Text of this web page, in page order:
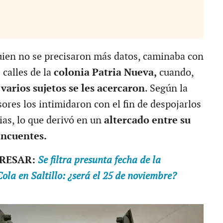
no se precisaron más datos, caminaba con
calles de la colonia Patria Nueva, cuando,
varios sujetos se les acercaron. Según la
los intimidaron con el fin de despojarlos
lo que derivó en un altercado entre su
Se filtra presunta fecha de la
en Saltillo: ¿será el 25 de noviembre?